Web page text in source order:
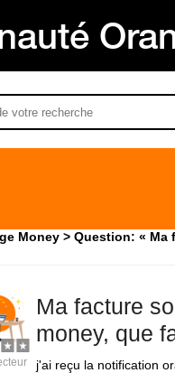
Money Question: « Ma
Ma facture
money, que
j'ai reçu la notification